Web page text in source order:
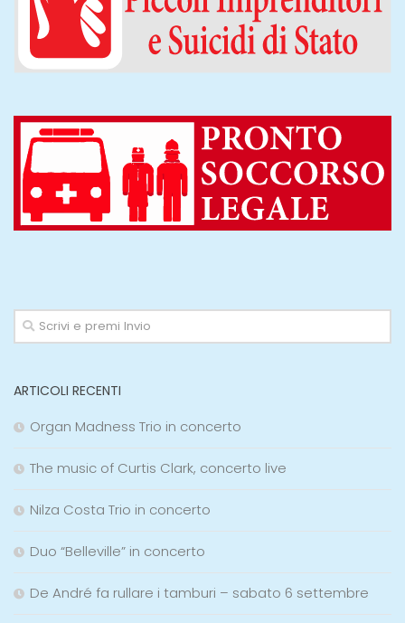
ARTICOLI RECENTI
Organ Madness Trio in concerto
The music of Curtis Clark, concerto live
Nilza Costa Trio in concerto
Duo “Belleville” in concerto
De André fa rullare i tamburi – sabato 6 settembre